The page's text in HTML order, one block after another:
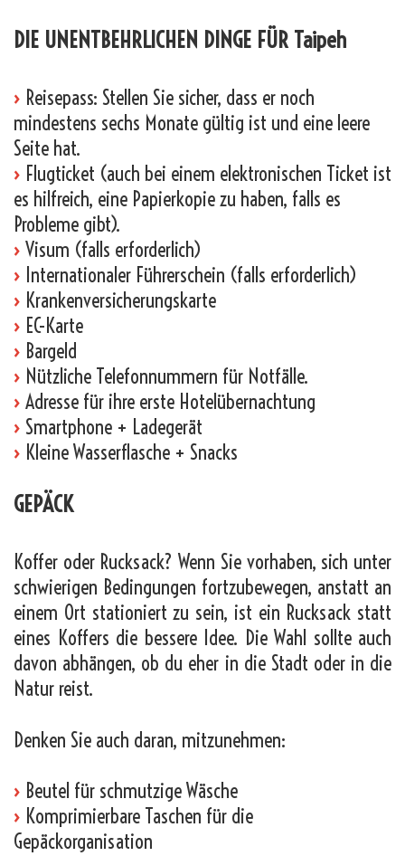
DIE UNENTBEHRLICHEN DINGE FÜR Taipeh
› Reisepass: Stellen Sie sicher, dass er noch
mindestens sechs Monate gültig ist und eine leere
Seite hat.
› Flugticket (auch bei einem elektronischen Ticket ist
es hilfreich, eine Papierkopie zu haben, falls es
Probleme gibt).
› Visum (falls erforderlich)
› Internationaler Führerschein (falls erforderlich)
› Krankenversicherungskarte
› EC-Karte
› Bargeld
› Nützliche Telefonnummern für Notfälle.
› Adresse für ihre erste Hotelübernachtung
› Smartphone + Ladegerät
› Kleine Wasserflasche + Snacks
GEPÄCK
Koffer oder Rucksack? Wenn Sie vorhaben, sich unter
schwierigen Bedingungen fortzubewegen, anstatt an
einem Ort stationiert zu sein, ist ein Rucksack statt
eines Koffers die bessere Idee. Die Wahl sollte auch
davon abhängen, ob du eher in die Stadt oder in die
Natur reist.
Denken Sie auch daran, mitzunehmen:
› Beutel für schmutzige Wäsche
› Komprimierbare Taschen für die
Gepäckorganisation